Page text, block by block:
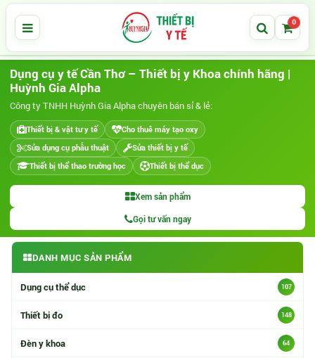
0
Dụng cụ y tế Cần Thơ – Thiết bị y Khoa chính hãng |
Huỳnh Gia Alpha
Công ty TNHH Huỳnh Gia Alpha chuyên bán sỉ & lẻ:
Thiết bị & vật tư y tế
Cho thuê máy tạo oxy
Sửa dụng cụ phẫu thuật
Sửa thiết bị y tế
Thiết bị thể thao trường học
Thiết bị thể dục
Xem sản phẩm
Gọi tư vấn ngay
DANH MỤC SẢN PHẨM
Danh mục sản phẩm
Dụng cụ thể dục 107
Thiết bị đo 148
Đèn y khoa 64